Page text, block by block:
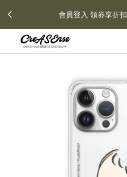
會員登入 領劵享折扣